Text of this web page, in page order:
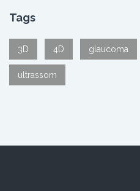
Tags
3D 4D glaucoma
ultrassom